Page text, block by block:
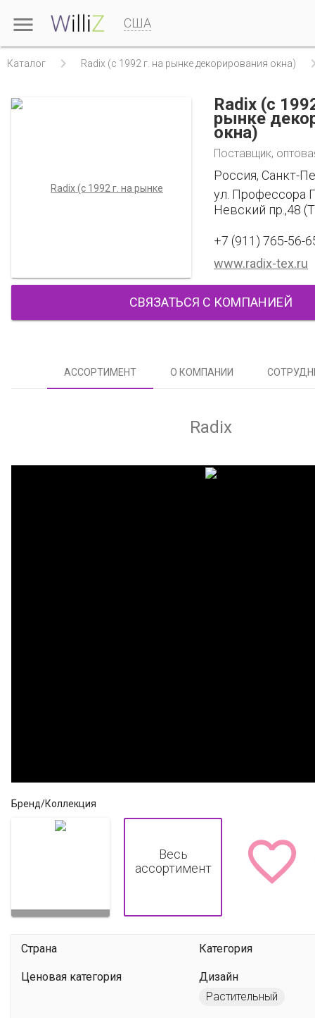
 США
Каталог  Radix (c 1992 г. на рынке декорирования окна)
Radix (c
рынке
окна)
Поставщик,
Россия, Санкт-
ул. Профессора
Невский пр.,48
+7 (911) 765-56-
www.radix-tex.ru
СВЯЗАТЬСЯ С КОМПАНИЕЙ
АССОРТИМЕНТ О КОМПАНИИ
Radix
Бренд/Коллекция
Весь
ассортимент

Страна Категория
Ценовая категория
Дизайн
Растительный